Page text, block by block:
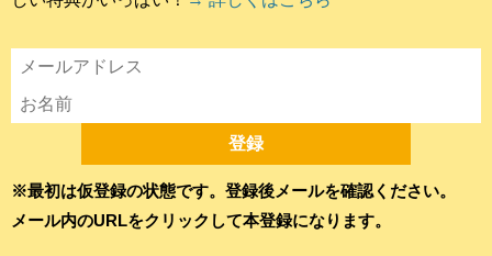
※最初は仮登録の状態です。登録後メールを確認ください。
メール内のURLをクリックして本登録になります。